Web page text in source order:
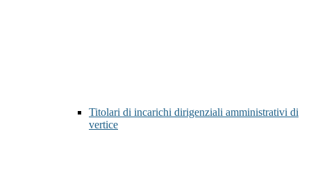
Titolari di incarichi dirigenziali amministrativi di
vertice